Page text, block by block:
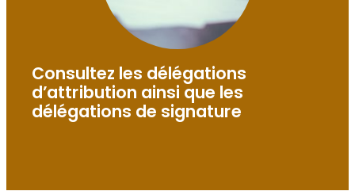
Consultez les délégations
d’attribution ainsi que les
délégations de signature